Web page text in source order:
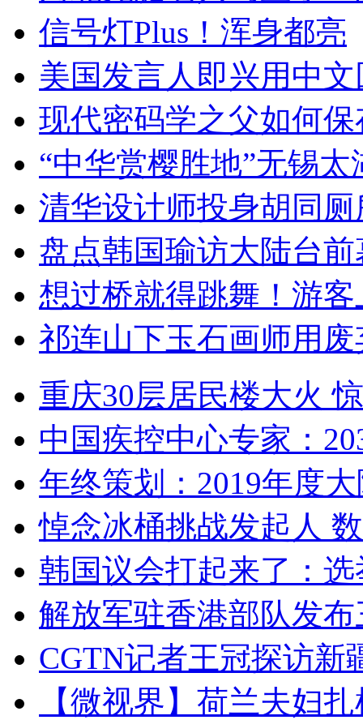
信号灯Plus！浑身都亮
美国发言人即兴用中
现代密码学之父如何
“中华赏樱胜地”无锡
清华设计师投身胡同
盘点韩国瑜访大陆台
想过桥就得跳舞！游客
祁连山下玉石画师用
重庆30层居民楼大火
中国疾控中心专家：
年终策划：2019年度
悼念冰桶挑战发起人
韩国议会打起来了：
解放军驻香港部队发
CGTN记者王冠探访新
【微视界】荷兰夫妇